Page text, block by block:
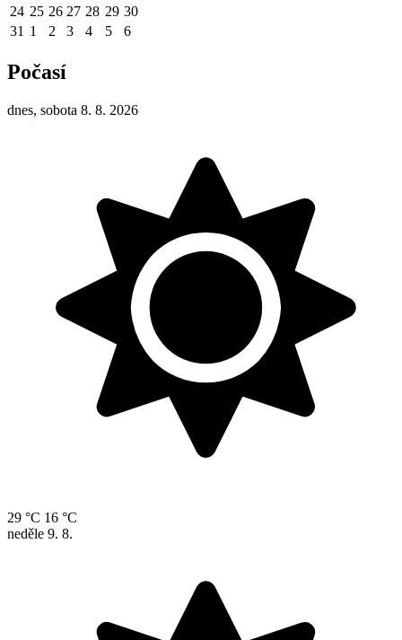
24 25 26 27 28 29 30
31 1 2 3 4 5 6
Počasí
dnes, sobota 8. 8. 2026
29 °C 16 °C
neděle 9. 8.